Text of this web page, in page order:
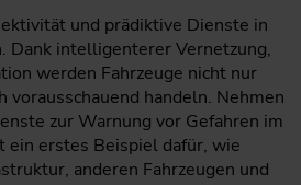
und prädiktive Dienste in
Dank intelligenterer Vernetzung,
werden Fahrzeuge nicht nur
vorausschauend handeln. Nehmen
zur Warnung vor Gefahren im
ein erstes Beispiel dafür, wie
anderen Fahrzeugen und